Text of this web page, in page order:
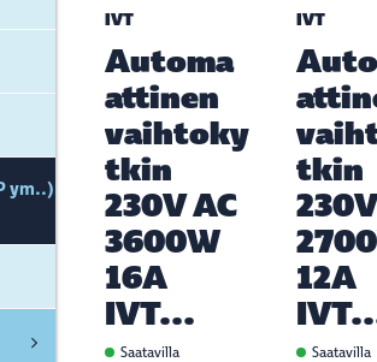
ym..)
IVT
Automa
attinen
vaihtoky
tkin
230V AC
3600W
16A
IVT...
Saatavilla
IVT
tkin
12A
Saatavilla